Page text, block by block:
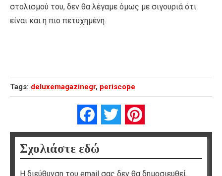
στολισμού του, δεν θα λέγαμε όμως με σιγουριά ότι
είναι και η πιο πετυχημένη.
Tags: deluxemagazinegr, periscope
FacebookTwitter
Σχολιάστε εδώ
Η διεύθυνση του email σας δεν θα δημοσιευθεί.